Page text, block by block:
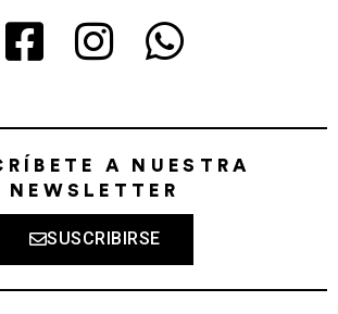
A NUESTRA
NEWSLETTER
SUSCRIBIRSE